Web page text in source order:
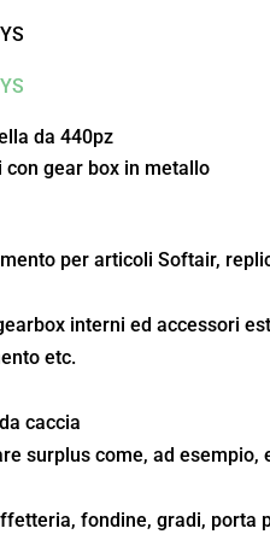
da 440pz
gear box in metallo
per articoli Softair,
interni ed accessori
etc.
caccia
surplus come, ad esempio,
fondine, gradi, porta